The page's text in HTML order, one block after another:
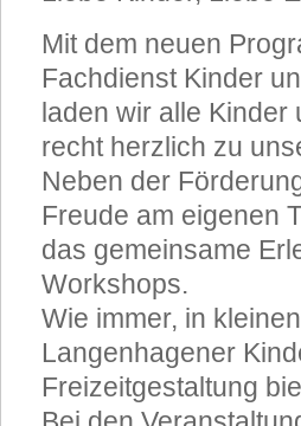
Mit dem neuen
Fachdienst Kinder
laden wir alle
recht herzlich zu
Neben der
Freude am eigenen
das gemeinsame
Workshops.
Wie immer, in
Langenhagener
Freizeitgestaltung